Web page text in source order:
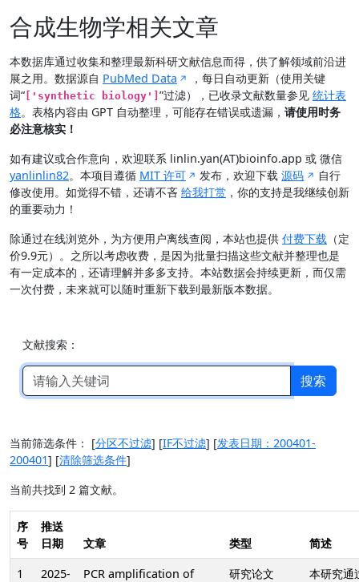
合成生物学相关文章
本数据库通过收集和整理最新科研文献信息而得，供了解领域前沿进
展之用。数据源自 PubMed Data
，每日自动更新（使用关键
词“ ['synthetic biology'] ”过滤），已收录文献数量参见 统计表
格。表格内容由 GPT 自动整理，可能存在错误或遗漏， 请使用时务
必注意核实！
如有建议或合作意向，欢迎联系 linlin.yan(AT)bioinfo.app 或 微信
yanlinlin82。本项目遵循 MIT 许可 发布，欢迎下载源码
自行
修改使用。如觉得不错，还请不吝 给我打赏 ，你的支持是我继续创新
的重要动力！
除通过在线浏览外，为方便用户离线查阅，本站也提供 付费下载 （定
价9.9元）。之所以考虑收费，是因为批量扫描这些文献并整理也是
有一定成本的，还请理解并多多支持。本站数据会持续更新，而仅需
一次付费，未来就可以随时重新下载到最新版本数据。
文献搜索：
搜索
当前筛选条件： [分区不过滤] [IF不过滤] [发表日期：200401-
200401] [清除筛选条件]
当前共找到 2 篇文献。
序
号
推送
日期
文章 类型
简述
1
2025-
PCR amplification of
研究论文
本研究通